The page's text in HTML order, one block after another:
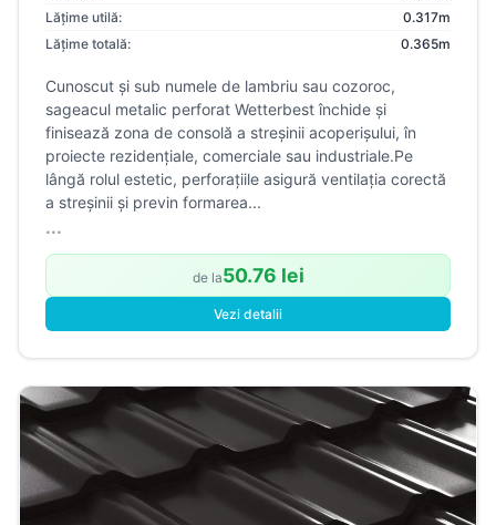
Lățime utilă:
0.317m
Lățime totală:
0.365m
Cunoscut și sub numele de lambriu sau cozoroc,
sageacul metalic perforat Wetterbest închide și
finisează zona de consolă a streșinii acoperișului, în
proiecte rezidențiale, comerciale sau industriale.Pe
lângă rolul estetic, perforațiile asigură ventilația corectă
a streșinii și previn formarea...
...
de la50.76 lei
Vezi detalii